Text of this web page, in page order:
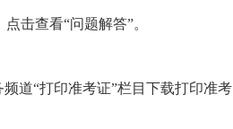
击查看“问题解答”。
道“打印准考证”栏目下载打印准考